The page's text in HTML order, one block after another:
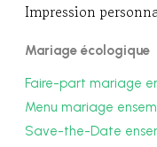
Impression
Mariage écologique
Faire-part mariage
Menu mariage
Save-the-Date